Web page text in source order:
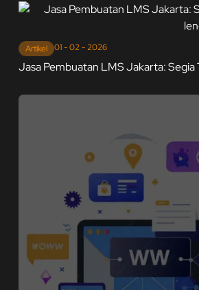
Artikel 01 - 02 - 2026
Jasa Pembuatan LMS Jakarta: Segia